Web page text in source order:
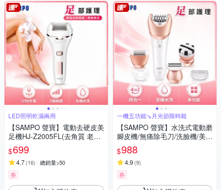
LED照明乾濕兩用
【SAMPO 聲寶】電動去硬皮美
足機HJ-Z2005FL(去角質 老繭
修足 去除死皮)
$699
4.7(16) 總銷量>50
券
一機五功能↘月光節限時殺
【SAMPO 聲寶】水洗式電動磨
腳皮機/無痛除毛刀/洗臉機/美體
除毛機(EB-Z1706WL)
$988
4.9 (9)
券